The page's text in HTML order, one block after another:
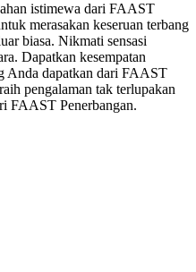
istimewa dari FAAST
merasakan keseruan terbang
biasa. Nikmati sensasi
Dapatkan kesempatan
Anda dapatkan dari FAAST
pengalaman tak terlupakan
FAAST Penerbangan.